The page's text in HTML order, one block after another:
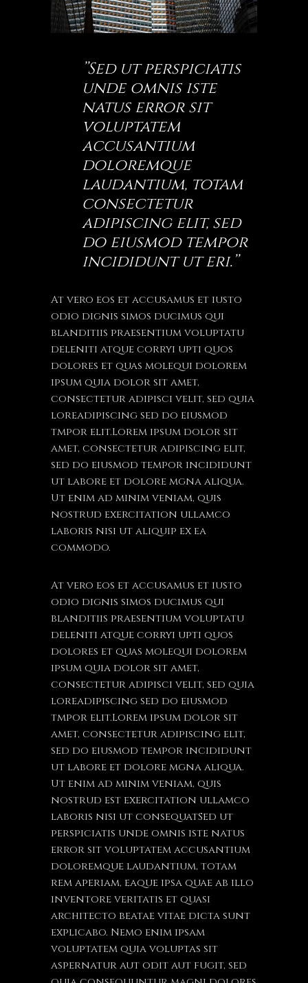
’’Sed ut perspiciatis
unde omnis iste
natus error sit
voluptatem
accusantium
doloremque
laudantium, totam
consectetur
adipiscing elit, sed
do eiusmod tempor
incididunt ut eri.’’
At vero eos et accusamus et iusto
odio dignis simos ducimus qui
blanditiis praesentium voluptatu
deleniti atque corryi upti quos
dolores et quas molequi dolorem
ipsum quia dolor sit amet,
consectetur adipisci velit, sed quia
loreadipiscing sed do eiusmod
tmpor elit.Lorem ipsum dolor sit
amet, consectetur adipiscing elit,
sed do eiusmod tempor incididunt
ut labore et dolore mgna aliqua.
Ut enim ad minim veniam, quis
nostrud exercitation ullamco
laboris nisi ut aliquip ex ea
commodo.
At vero eos et accusamus et iusto
odio dignis simos ducimus qui
blanditiis praesentium voluptatu
deleniti atque corryi upti quos
dolores et quas molequi dolorem
ipsum quia dolor sit amet,
consectetur adipisci velit, sed quia
loreadipiscing sed do eiusmod
tmpor elit.Lorem ipsum dolor sit
amet, consectetur adipiscing elit,
sed do eiusmod tempor incididunt
ut labore et dolore mgna aliqua.
Ut enim ad minim veniam, quis
nostrud est exercitation ullamco
laboris nisi ut consequatSed ut
perspiciatis unde omnis iste natus
error sit voluptatem accusantium
doloremque laudantium, totam
rem aperiam, eaque ipsa quae ab illo
inventore veritatis et quasi
architecto beatae vitae dicta sunt
explicabo. Nemo enim ipsam
voluptatem quia voluptas sit
aspernatur aut odit aut fugit, sed